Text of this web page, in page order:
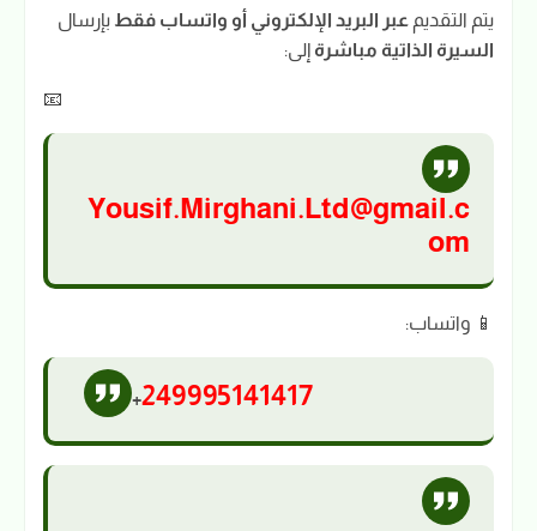
يتم التقديم عبر البريد الإلكتروني أو واتساب فقط بإرسال
السيرة الذاتية مباشرة إلى:
📧
Yousif.Mirghani.Ltd@gmail.c
om
📱 واتساب:
+249995141417